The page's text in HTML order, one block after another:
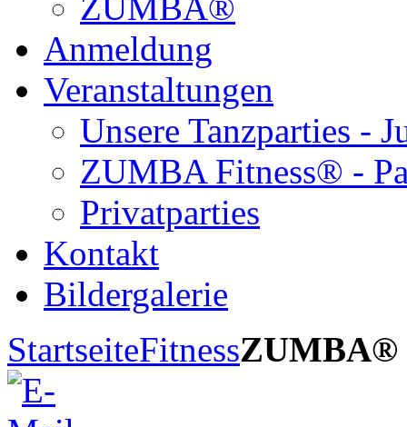
Anmeldung
Veranstaltungen
Unsere Tanzparties -
ZUMBA Fitness® -
Privatparties
Kontakt
Bildergalerie
StartseiteFitnessZUMBA®